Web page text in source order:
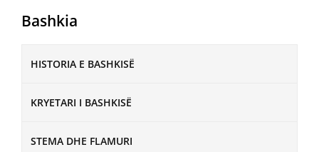
Bashkia
HISTORIA E BASHKISË
KRYETARI I BASHKISË
STEMA DHE FLAMURI